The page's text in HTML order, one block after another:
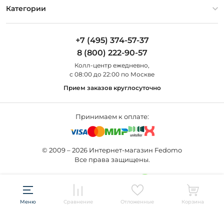
Оплата и доставка
Контакты
Artelamp
Категории
Люстры
Уличные светильники
+7 (495) 374-57-37
8 (800) 222-90-57
Колл-центр eжедневно,
с 08:00 до 22:00 по Москве
Прием заказов круглосуточно
Принимаем к оплате:
© 2009 – 2026 Интернет-магазин Fedomo
Все права защищены.
Создание сайта —
Меню Сравнение Отложенные Корзина